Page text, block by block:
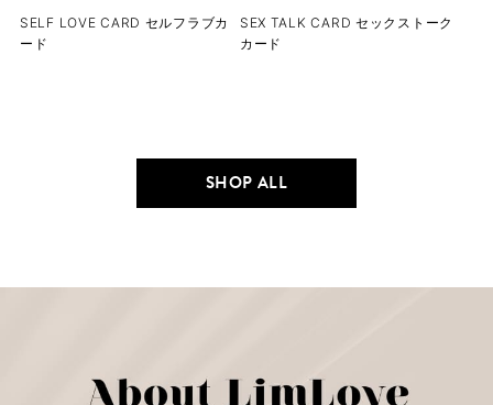
SELF LOVE CARD セルフラブカ
ード
SEX TALK CARD セックストーク
カード
SHOP ALL